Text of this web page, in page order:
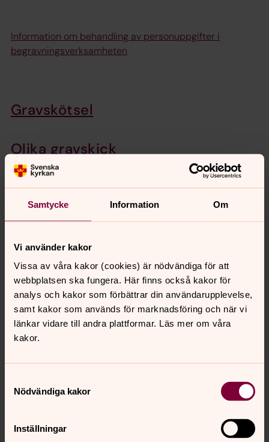
Samtycke Information Om
Vi använder kakor
Vissa av våra kakor (cookies) är nödvändiga för att
webbplatsen ska fungera. Här finns också kakor för
analys och kakor som förbättrar din användarupplevelse,
samt kakor som används för marknadsföring och när vi
länkar vidare till andra plattformar. Läs mer om våra
kakor.
Nödvändiga kakor
Inställningar
Information om behandling av personuppgifter i
begravningsverksamheten
Gravskötsel
Olika gravskick
Begravningsombud
Vi söker gravrättsinnehavare
Osäkrade gravstenar
Renovering av askgravplatser
Publicerad 12 juli 2022
Senast ändrad 11 augusti 2025
innehåll?